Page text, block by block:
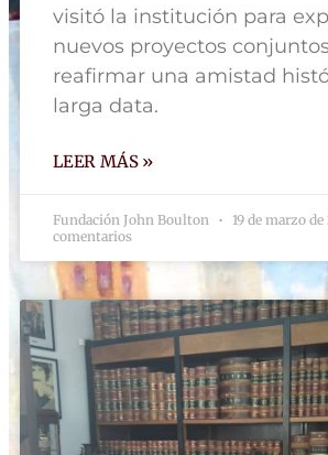
visitó la institución para
nuevos proyectos
reafirmar una amistad
larga data.
LEER MÁS »
Fundación John Boulton 19 de marzo
comentarios